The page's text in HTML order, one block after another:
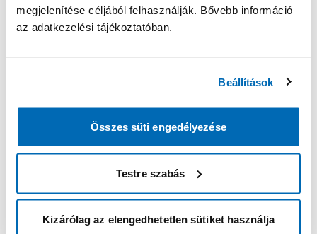
megjelenítése céljából felhasználják. Bővebb információ
az adatkezelési tájékoztatóban.
Beállítások
Összes süti engedélyezése
Testre szabás
Kizárólag az elengedhetetlen sütiket használja